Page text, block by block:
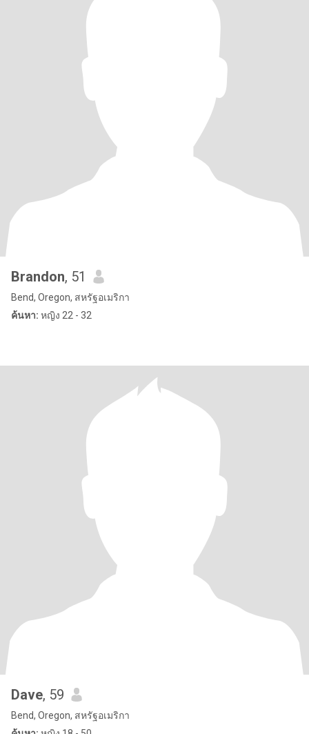
Brandon, 51
Bend, Oregon, สหรัฐอเมริกา
ค้นหา: หญิง 22 - 32
Dave, 59
Bend, Oregon, สหรัฐอเมริกา